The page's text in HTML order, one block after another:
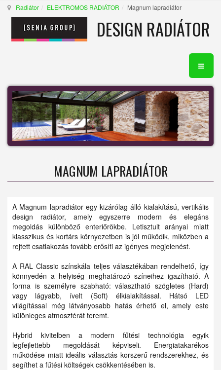
Radiátor ELEKTROMOS RADIÁTOR Magnum lapradiátor
DESIGN RADIÁTOR
MAGNUM LAPRADIÁTOR
A Magnum lapradiátor egy kizárólag álló kialakítású, vertikális
design radiátor, amely egyszerre modern és elegáns
megoldás különböző enteriőrökbe. Letisztult arányai miatt
klasszikus és kortárs környezetben is jól működik, miközben a
rejtett csatlakozás tovább erősíti az igényes megjelenést.
A RAL Classic színskála teljes választékában rendelhető, így
könnyedén a helyiség meghatározó színeihez igazítható. A
forma is személyre szabható: választható szögletes (Hard)
vagy lágyabb, ívelt (Soft) élkialakítással. Hátsó LED
világítással még látványosabb hatás érhető el, amely este
különleges atmoszférát teremt.
Hybrid kivitelben a modern fűtési technológia egyik
legfejlettebb megoldását képviseli. Energiatakarékos
működése miatt ideális választás korszerű rendszerekhez, és
segíthet a fűtési költségek csökkentésében is.